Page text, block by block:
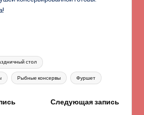
стол
Рыбные консервы Фуршет
Следующая запись